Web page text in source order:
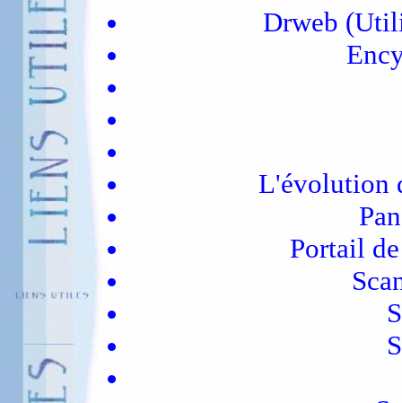
Drweb
L'évolution
Portail